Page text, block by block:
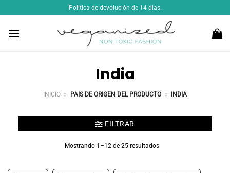
al
contenido
Política de devolución de 14 días.
India
INICIO » PAIS DE ORIGEN DEL PRODUCTO » INDIA
FILTRAR
Mostrando 1–12 de 25 resultados